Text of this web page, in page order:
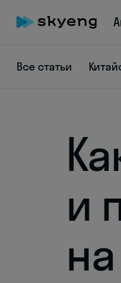
Все статьи
и